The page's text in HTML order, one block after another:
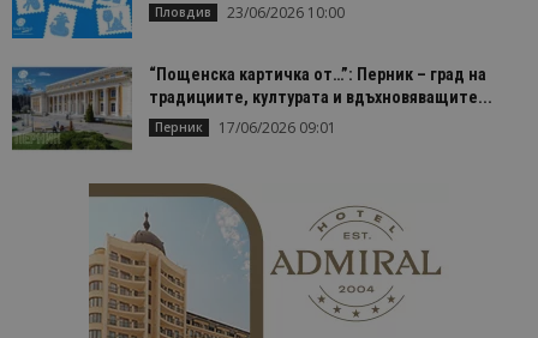
Пловдив 23/06/2026 10:00
“Пощенска картичка от…”: Перник – град на
традициите, културата и вдъхновяващите...
Перник 17/06/2026 09:01